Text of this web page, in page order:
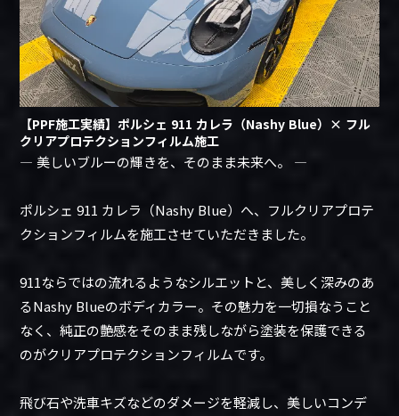
【PPF施工実績】ポルシェ 911 カレラ（Nashy Blue）× フル
クリアプロテクションフィルム施工
― 美しいブルーの輝きを、そのまま未来へ。 ―
ポルシェ 911 カレラ（Nashy Blue）へ、フルクリアプロテ
クションフィルムを施工させていただきました。
911ならではの流れるようなシルエットと、美しく深みのあ
るNashy Blueのボディカラー。その魅力を一切損なうこと
なく、純正の艶感をそのまま残しながら塗装を保護できる
のがクリアプロテクションフィルムです。
飛び石や洗車キズなどのダメージを軽減し、美しいコンデ